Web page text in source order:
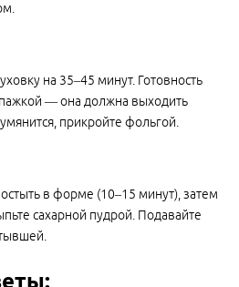
на 35–45 минут. Готовность
— она должна выходить
прикройте фольгой.
в форме (10–15 минут), затем
сахарной пудрой. Подавайте